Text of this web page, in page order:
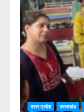
उत्तर प्रदेश उत्तराखंड